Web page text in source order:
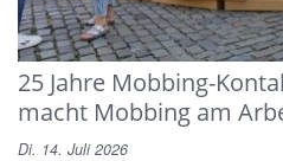
25 Jahre Mobbing-
macht Mobbing am
Di. 14. Juli 2026